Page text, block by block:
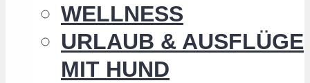
WELLNESS
URLAUB & AUSFLÜGE
MIT HUND